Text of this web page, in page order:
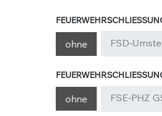
ohne FSD-
ohne FSE-PHZ